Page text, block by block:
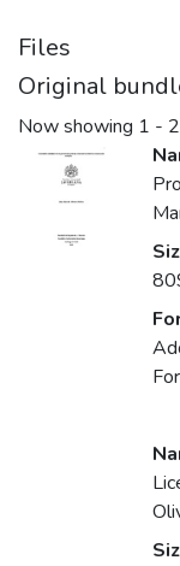
Files
Original
Now showing 1 -